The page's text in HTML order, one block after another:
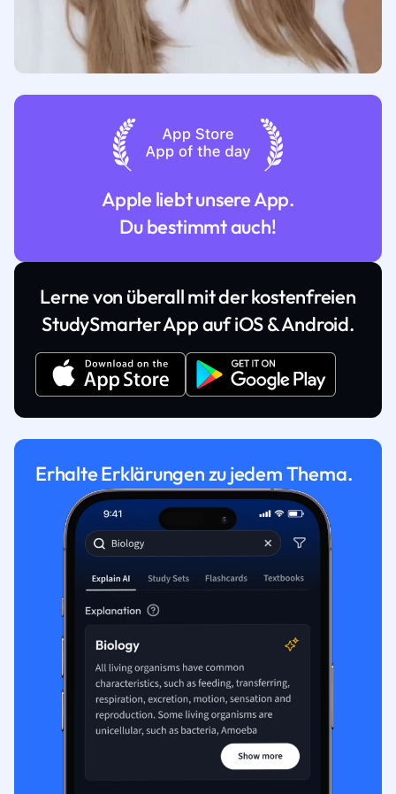
Apple liebt unsere App.
Du bestimmt auch!
Lerne von überall mit der kostenfreien
StudySmarter App auf iOS & Android.
Erhalte Erklärungen zu jedem Thema.